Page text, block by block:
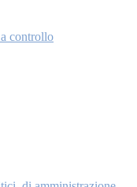
controllo